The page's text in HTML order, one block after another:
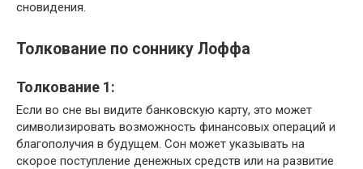
сновидения.
Толкование по соннику Лоффа
Толкование 1:
Если во сне вы видите банковскую карту, это может
символизировать возможность финансовых операций и
благополучия в будущем. Сон может указывать на
скорое поступление денежных средств или на развитие